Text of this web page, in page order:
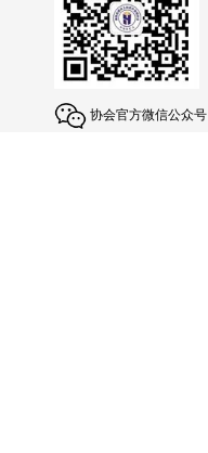
协会官方微信公众号